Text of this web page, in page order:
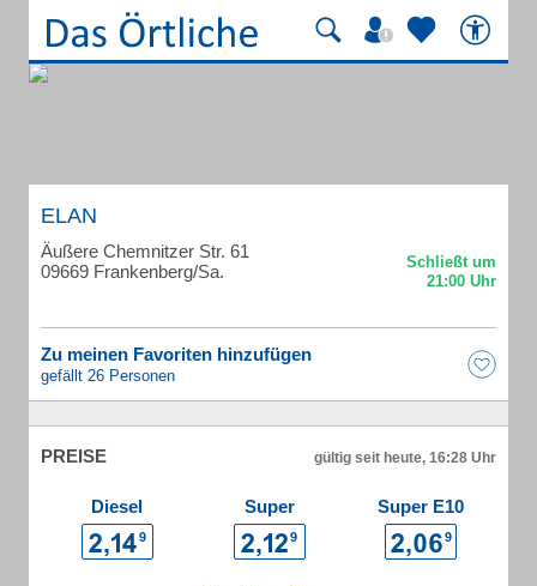
ELAN
Äußere Chemnitzer Str. 61
09669 Frankenberg/Sa.
Zu meinen Favoriten hinzufügen
gefällt 26 Personen
PREISE gültig seit heute, 16:28 Uhr
Diesel Super Super E10